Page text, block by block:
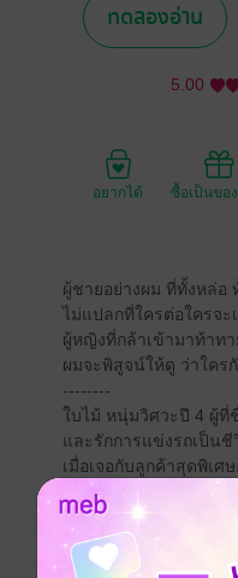
ทดลองอ่าน
5.00
อยากได้ ซื้อเป็นขอ
ผู้ชายอย่างผม ที่ทั้งหล่อ
ไม่แปลกที่ใครต่อใครจะ
ผู้หญิงที่กล้าเข้ามาท้าท
ผมจะพิสูจน์ให้ดู ว่าใคร
--------
ใบไม้ หนุ่มวิศวะปี 4 ผู้ที่
และรักการแข่งรถเป็น
เมื่อเจอกับลูกค้าสุดพิเศ
สาวน้อยที่มาซื้อรถที่โช
จากแค่ "ต้องดูแลลูกค้า"
นั้น
แถมเธอยังเรียกร้อง "บ